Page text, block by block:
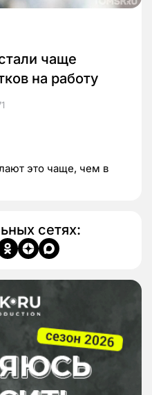
чаще
на работу
это чаще, чем в
сетях: